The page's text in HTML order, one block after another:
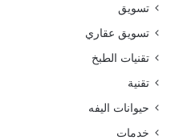
تسويق
تسويق عقاري
تقنيات الطبخ
تقنية
حيوانات اليفه
خدمات